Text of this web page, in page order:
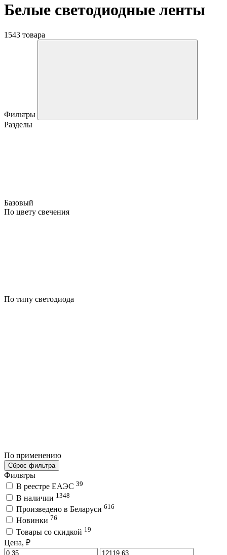
Белые светодиодные ленты
1543 товара
Фильтры
Разделы
Базовый
По цвету свечения
По типу светодиода
По применению
Сброс фильтра
Фильтры
В реестре ЕАЭС 39
В наличии 1348
Произведено в Беларуси 616
Новинки 76
Товары со скидкой 19
Цена, ₽